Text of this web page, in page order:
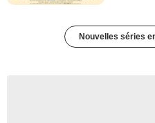
Nouvelles séries